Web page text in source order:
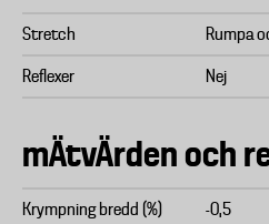
Stretch Rumpa
Reflexer Nej
mÄtvÄrden och
Krympning bredd (%) -0,5